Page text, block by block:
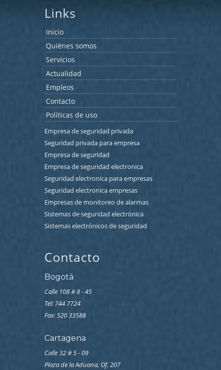
Links
Inicio
Quiénes somos
Servicios
Actualidad
Empleos
Contacto
Políticas de uso
Empresa de seguridad privada
Seguridad privada para empresa
Empresa de seguridad
Empresa de seguridad electronica
Seguridad electronica para empresas
Seguridad electronica empresas
Empresas de monitoreo de alarmas
Sistemas de seguridad electrónica
Sistemas electrónicos de seguridad
Contacto
Bogotá
Calle 108 # 8 - 45
Tel: 744 7724
Fax: 520 33588
Cartagena
Calle 32 # 5 - 09
Plaza de la Aduana, Of. 207